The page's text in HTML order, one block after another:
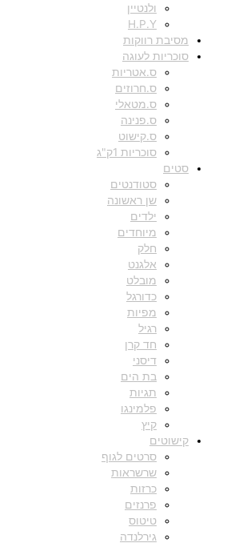
ולנטיין
H.P.Y
מסיבת רווקות
סוכריות לעוגה
ס.אטריות
ס.חרוזים
ס.מטאלי
ס.פנינה
ס.קישוט
סוכריות 1ק"ג
סטים
סטודנטים
שן ראשונה
ילדים
מיוחדים
חלק
אלגנט
מובלט
כדורגל
מפיות
רגיל
חד קרן
דיסני
בת הים
תגיות
פלמינגו
קיץ
קישוטים
סרטים לגוף
שרשראות
כרזות
פרנזים
טיטוס
גירלנדה